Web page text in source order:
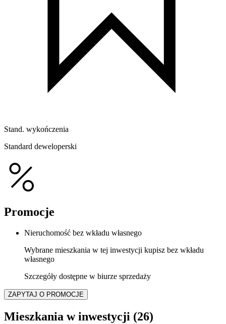
Stand. wykończenia
Standard deweloperski
Promocje
Nieruchomość bez wkładu własnego
Wybrane mieszkania w tej inwestycji kupisz bez wkładu
własnego
Szczegóły dostępne w biurze sprzedaży
ZAPYTAJ O PROMOCJE
Mieszkania w inwestycji (26)